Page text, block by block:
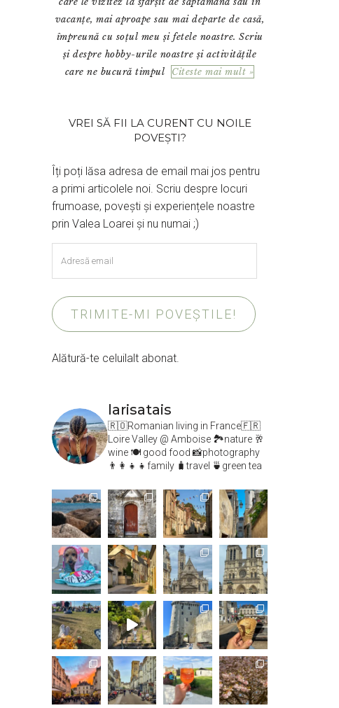
vacanțe, mai aproape sau mai departe de casă,
împreună cu soțul meu și fetele noastre. Scriu
și despre hobby-urile noastre și activitățile
care ne bucură timpul Citeste mai mult »
VREI SĂ FII LA CURENT CU NOILE
POVEȘTI?
Îți poți lăsa adresa de email mai jos pentru
a primi articolele noi. Scriu despre locuri
frumoase, povești și experiențele noastre
prin Valea Loarei și nu numai ;)
email
TRIMITE-MI POVEȘTILE!
Alătură-te celuilalt abonat.
larisatais
🇷🇴Romanian living in France🇫🇷
Loire Valley @ Amboise 🏞️nature 🥂
wine 🍽 good food 📸photography
👨‍👩‍👧‍👧family 🧳travel 🍵green tea